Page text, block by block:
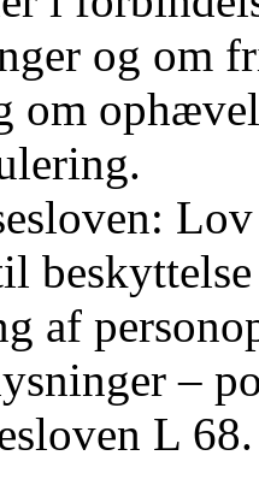
og om
om
af
–
L 68.